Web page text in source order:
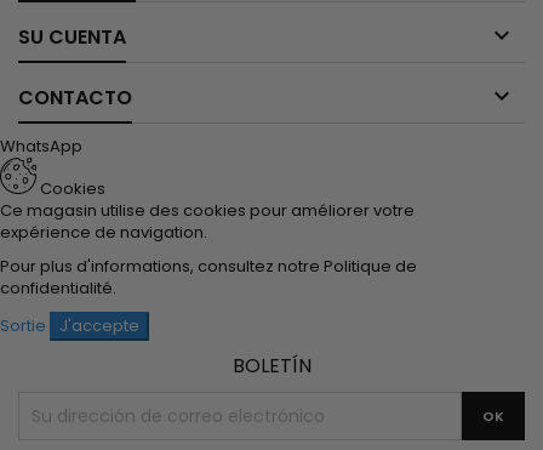
SU CUENTA 
CONTACTO 
WhatsApp
Cookies
Ce magasin utilise des cookies pour améliorer votre
expérience de navigation.
Pour plus d'informations, consultez notre Politique de
confidentialité.
Sortie
J'accepte
BOLETÍN